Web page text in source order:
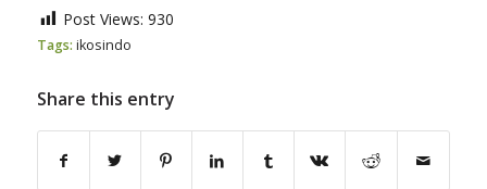
Post Views: 930
Tags: ikosindo
Share this entry